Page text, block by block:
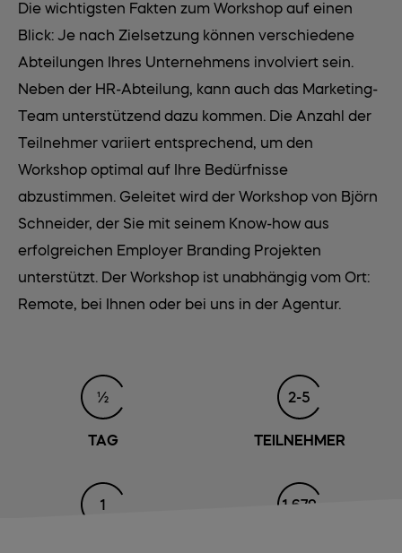
Die wichtigsten Fakten zum Workshop auf einen
Blick: Je nach Zielsetzung können verschiedene
Abteilungen Ihres Unternehmens involviert sein.
Neben der HR-Abteilung, kann auch das Marketing-
Team unterstützend dazu kommen. Die Anzahl der
Teilnehmer variiert entsprechend, um den
Workshop optimal auf Ihre Bedürfnisse
abzustimmen. Geleitet wird der Workshop von Björn
Schneider, der Sie mit seinem Know-how aus
erfolgreichen Employer Branding Projekten
unterstützt. Der Workshop ist unabhängig vom Ort:
Remote, bei Ihnen oder bei uns in der Agentur.
½
TAG
2-5
TEILNEHMER
1 1.679